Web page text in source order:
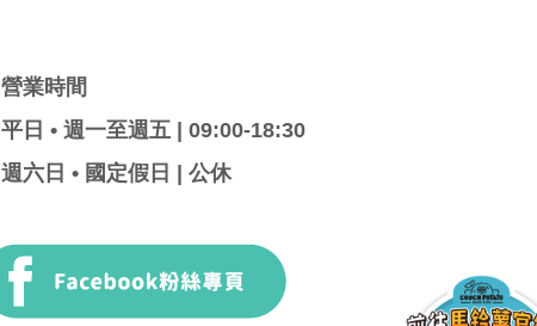
營業時間
平日 • 週一至週五 | 09:00-18:30
週六日 • 國定假日 | 公休